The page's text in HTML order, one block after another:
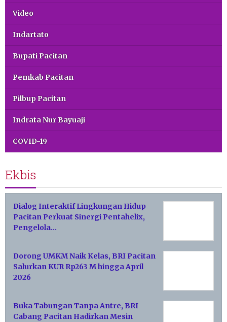
Video
Indartato
Bupati Pacitan
Pemkab Pacitan
Pilbup Pacitan
Indrata Nur Bayuaji
COVID-19
Ekbis
Dialog Interaktif Lingkungan Hidup
Pacitan Perkuat Sinergi Pentahelix,
Pengelola…
Dorong UMKM Naik Kelas, BRI Pacitan
Salurkan KUR Rp263 M hingga April
2026
Buka Tabungan Tanpa Antre, BRI
Cabang Pacitan Hadirkan Mesin